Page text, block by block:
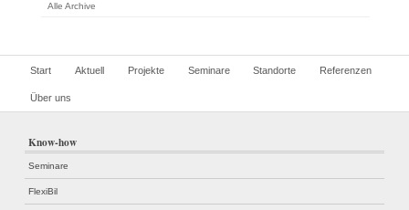
Alle Archive
Start Aktuell Projekte Seminare Standorte Referenzen
Über uns
Know-how
Seminare
FlexiBil